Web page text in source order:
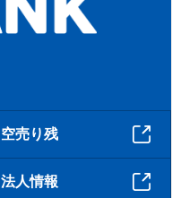
空売り残
法人情報